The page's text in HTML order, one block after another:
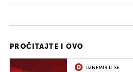
PROČITAJTE I OVO
UZNEMIRILI SE